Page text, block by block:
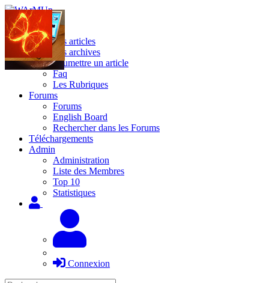
Site
Les articles
Les archives
Soumettre un article
Faq
Les Rubriques
Forums
Forums
English Board
Rechercher dans les Forums
Téléchargements
Admin
Administration
Liste des Membres
Top 10
Statistiques
Connexion